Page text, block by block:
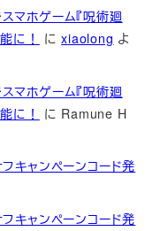
マホゲーム『呪術廻
に！
にxiaolong よ
マホゲーム『呪術廻
に！
に Ramune H
キャンペーンコード発
キャンペーンコード発